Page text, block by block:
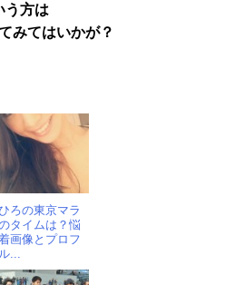
う方は
みてはいかが？
ろの東京マラ
タイムは？悩
画像とプロフ
...